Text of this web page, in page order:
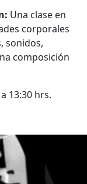
Una clase en
corporales
sonidos,
composición
13:30 hrs.